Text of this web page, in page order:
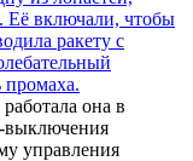
Её включали, чтобы
ракету с
промаха.
она в
выключения
управления